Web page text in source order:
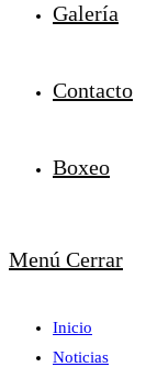
Galería
Contacto
Boxeo
Menú Cerrar
Inicio
Noticias